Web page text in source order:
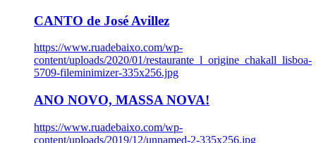
CANTO de José Avillez
https://www.ruadebaixo.com/wp-
content/uploads/2020/01/restaurante_l_origine_chakall_lisboa-
5709-fileminimizer-335x256.jpg
ANO NOVO, MASSA NOVA!
https://www.ruadebaixo.com/wp-
content/uploads/2019/12/unnamed-2-335x256.jpg